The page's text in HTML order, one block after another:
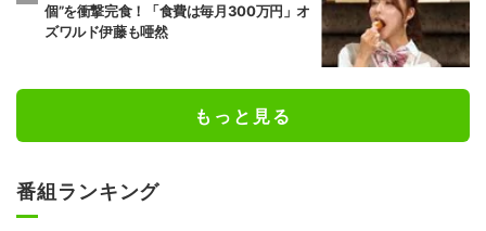
個”を衝撃完食！「食費は毎月300万円」オ
ズワルド伊藤も唖然
もっと見る
番組ランキング